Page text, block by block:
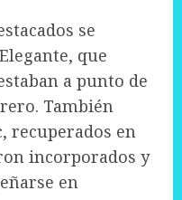
se
que
a punto de
También
recuperados en
incorporados y
en